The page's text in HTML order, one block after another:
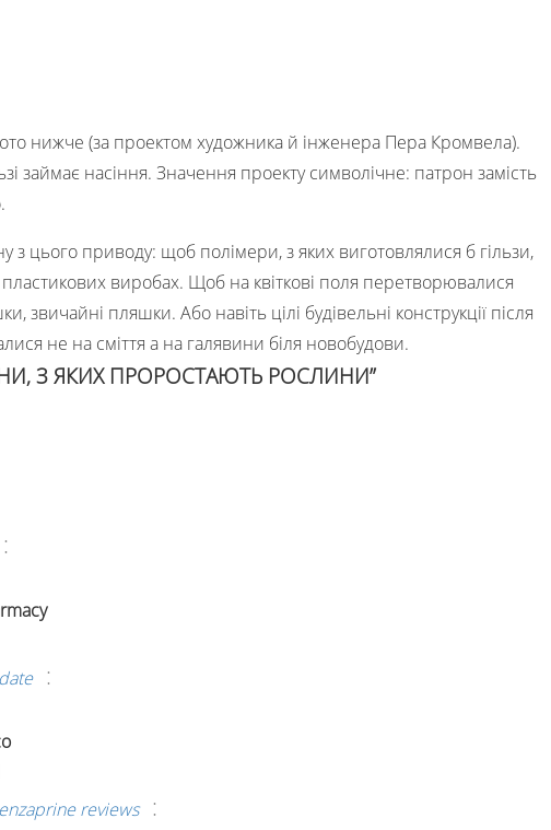
нижче (за проектом художника й інженера Пера Кромвела).
займає насіння. Значення проекту символічне: патрон замість
з цього приводу: щоб полімери, з яких виготовлялися б гільзи,
виробах. Щоб на квіткові поля перетворювалися
звичайні пляшки. Або навіть цілі будівельні конструкції після
не на сміття а на галявини біля новобудови.
З ЯКИХ ПРОРОСТАЮТЬ РОСЛИНИ”
:
:
reviews :